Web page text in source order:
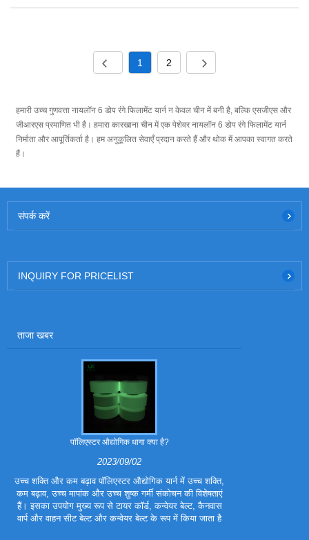
1 2
हमारी उच्च गुणवत्ता नायलॉन 6 डोप रंगे फिलामेंट यार्न न केवल चीन में बनी है, बल्कि एसजीएस और
जीआरएस प्रमाणित भी है। हमारा कारखाना चीन में एक पेशेवर नायलॉन 6 डोप रंगे फिलामेंट यार्न
निर्माता और आपूर्तिकर्ता है। हम अनुकूलित सेवाएँ प्रदान करते हैं और थोक में आपका स्वागत करते
हैं।
संपर्क करें
INQUIRY FOR PRICELIST
ताजा खबर
पॉलिएस्टर औद्योगिक धागा क्या है?
2023/09/02
उच्च शक्ति और कम बढ़ाव पॉलिएस्टर औद्योगिक यार्न में उच्च शक्ति,
कम बढ़ाव, उच्च मापांक और उच्च शुष्क गर्मी संकोचन की विशेषताएं
हैं। इसका उपयोग मुख्य रूप से टायर कॉर्ड, कन्वेयर बेल्ट, कैनवास
वार्प और वाहन सीट बेल्ट और कन्वेयर बेल्ट के रूप में किया जाता है